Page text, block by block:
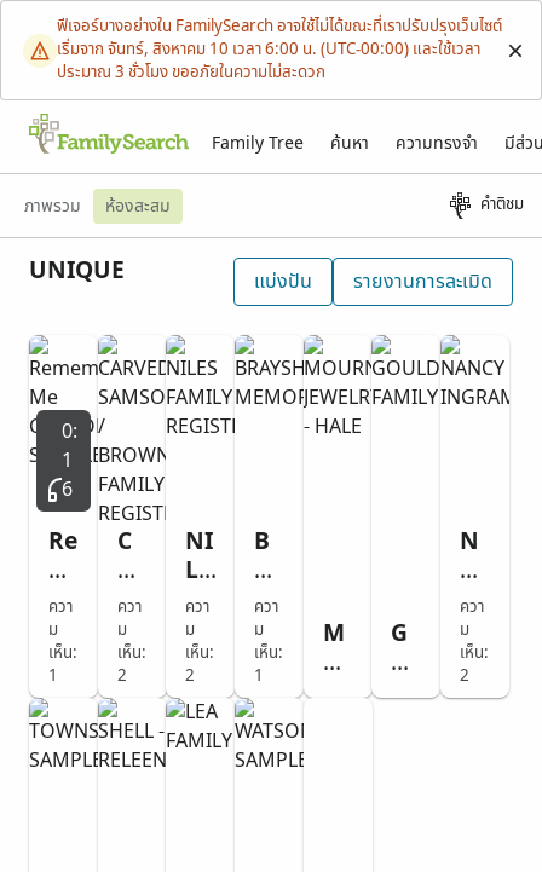
ฟีเจอร์บางอย่างใน FamilySearch อาจใช้ไม่ได้ขณะที่เราปรับปรุงเว็บไซต์
เริ่มจาก จันทร์, สิงหาคม 10 เวลา 6:00 น. (UTC-00:00) และใช้เวลา
ประมาณ 3 ชั่วโมง ขออภัยในความไม่สะดวก
Family Tree ค้นหา ความทรงจำ มีส่ว
ภาพรวม ห้องสะสม คำติชม
UNIQUE แบ่งปัน รายงานการละเมิด
0:
1
6
Re
m
e
m
be
r
M
e
C
ควา
ม
เห็น:
1
C
A
R
VE
D
SA
M
S
O
ควา
ม
เห็น:
2
NI
LE
S
FA
M
IL
Y
RE
ควา
ม
เห็น:
2
B
R
AY
S
H
A
W
M
E
ควา
ม
เห็น:
1
M
O
G
O
U
N
A
N
CY
IN
G
ควา
ม
เห็น:
2